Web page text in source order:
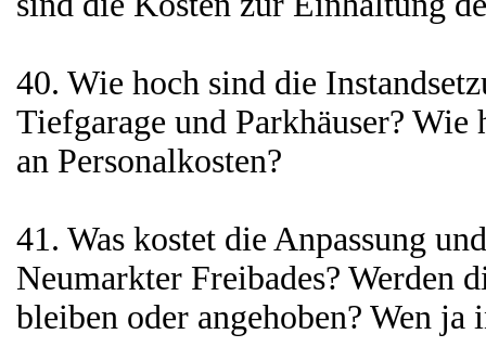
40. Wie hoch sind die
Tiefgarage und Parkhäuser?
an Personalkosten?
41. Was kostet die Anpassung
Neumarkter Freibades? Werden
bleiben oder angehoben? Wen